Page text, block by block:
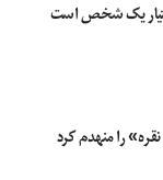
را منهدم کرد